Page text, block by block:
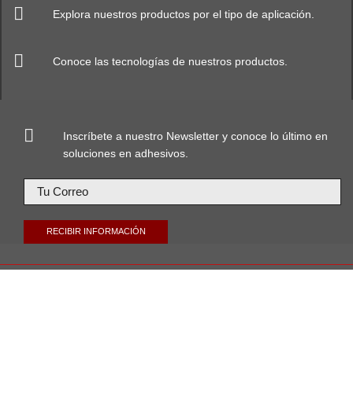
Explora nuestros productos por el tipo de aplicación.
Conoce las tecnologías de nuestros productos.
Inscríbete a nuestro Newsletter y conoce lo último en
soluciones en adhesivos.